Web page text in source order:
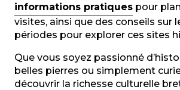
informations pratiques pour
visites, ainsi que des conseils sur
périodes pour explorer ces sites
Que vous soyez passionné
belles pierres ou simplement
découvrir la richesse culturelle